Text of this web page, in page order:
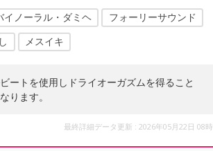
イノーラル・ダミヘ フォーリーサウンド
メスイキ
ートを使用しドライオーガズムを得ること
ります。
最終詳細データ更新 : 2026年05月22日 08時